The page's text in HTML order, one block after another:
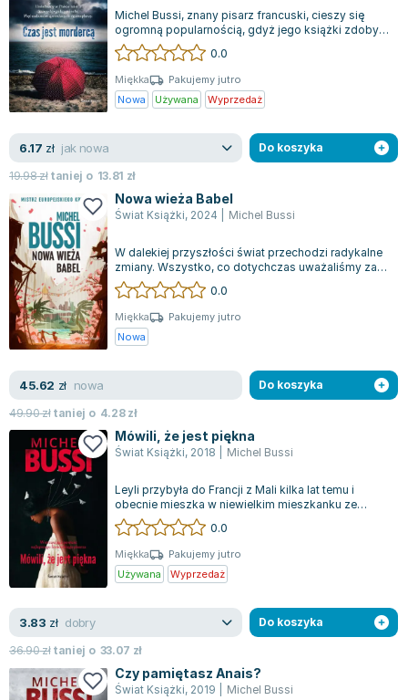
Książki o naukach politycznych dla studentów
Książki do nauk przyrodniczych dla studentów
Książki do nauk społecznych dla studentów
Książki do nauk ścisłych dla studentów
Technologia żywności - książki
Zarządzanie i marketing - książki
Nauka języków obcych - książki
Podręczniki dla nauczycieli - metodyka
Repetytoria, testy i materiały pomocnicze
Bolesław Prus
Clive Cussler
Wanda Chotomska
Józef Ignacy Kraszewski
Martyna Wojciechowska
Melissa De la Cruz
Blanka Lipińska
Jaś Kapela
Agatha Christie
Witold Gadowski
Jan Pietrzak
Marcin Kowalczyk
Piotr Zychowicz
Piotr Kościelny
Jan Piński
Zygmunt Freud
Agata Passent
Michel Moran
Maciej Orłoś
Jo Nesbo
Katarzyna Miller
Antoine de Saint Exupery
Mark Twain
Marcin Meller
Paulina Młynarska
ks. Piotr Pawlukiewicz
Michel Bussi, znany pisarz francuski, cieszy się
ogromną popularnością, gdyż jego książki zdobyły
serca czytelników na całym świec...
0.0
Miękka
Pakujemy jutro
Nowa
Używana Wyprzedaż
6.17 zł jak nowa
19.98złtaniej o 13.81 zł
Do koszyka
Nowa wieża Babel
Świat Książki, 2024 Michel Bussi
W dalekiej przyszłości świat przechodzi radykalne
zmiany. Wszystko, co dotychczas uważaliśmy za
stałe, ustąpiło miejsca nowym tech...
0.0
Miękka
Pakujemy jutro
Nowa
45.62 zł nowa
49.90złtaniej o 4.28zł
Do koszyka
Mówili, że jest piękna
Świat Książki, 2018 Michel Bussi
Leyli przybyła do Francji z Mali kilka lat temu i
obecnie mieszka w niewielkim mieszkanku ze
swoją trójką dzieci. Skrywa głęboko t...
0.0
Miękka
Pakujemy jutro
Używana
Wyprzedaż
3.83 zł dobry
36.90złtaniej o 33.07 zł
Do koszyka
Czy pamiętasz Anais?
Świat Książki, 2019 Michel Bussi